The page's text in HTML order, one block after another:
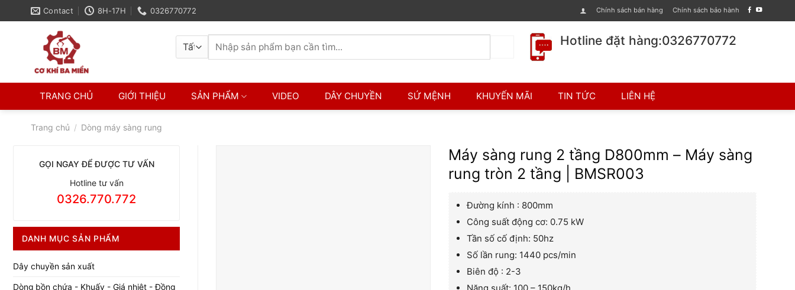
Contact 8H-17H 0326770772 Chính sách bán hàng Chính sách bảo hành
kiếm:
Hotline đặt hàng:0326770772
TRANG CHỦ GIỚI THIỆU SẢN PHẨM VIDEO DÂY CHUYỀN SỨ MỆNH KHUYẾN MÃI TIN TỨC LIÊN HỆ
Trang chủ / Dòng máy sàng rung
GỌI NGAY ĐỂ ĐƯỢC TƯ VẤN
Hotline tư vấn
0326.770.772
DANH MỤC SẢN PHẨM
Dây chuyền sản xuất
Dòng bồn chứa - Khuấy - Giá nhiệt - Đồng
Máy sàng rung 2 tầng D800mm – Máy sàng
rung tròn 2 tầng | BMSR003
Đường kính : 800mm
Công suất động cơ: 0.75 kW
Tần số cố định: 50hz
Số lần rung: 1440 pcs/min
Biên độ : 2-3